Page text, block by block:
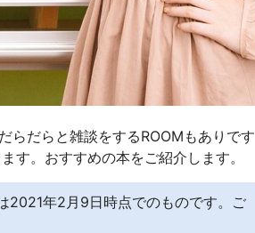
らだらと雑談をするROOMもありです
す。おすすめの本をご紹介します。
2021年2月9日時点でのものです。ご